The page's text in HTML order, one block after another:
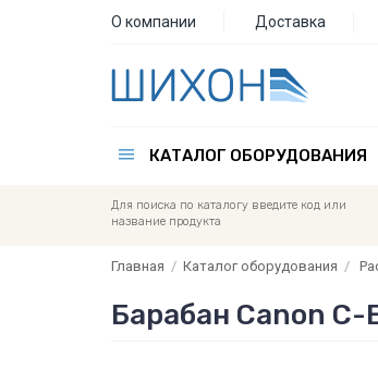
О компании Доставка
КАТАЛОГ ОБОРУДОВАНИЯ
Для поиска по каталогу введите код или
название продукта
Главная / Каталог оборудования /
Барабан Canon C-